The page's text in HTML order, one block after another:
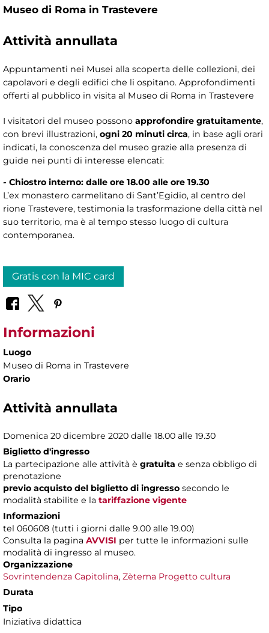
Museo di Roma in Trastevere
Attività annullata
Appuntamenti nei Musei alla scoperta delle collezioni, dei
capolavori e degli edifici che li ospitano. Approfondimenti
offerti al pubblico in visita al Museo di Roma in Trastevere
I visitatori del museo possono approfondire gratuitamente,
con brevi illustrazioni, ogni 20 minuti circa, in base agli orari
indicati, la conoscenza del museo grazie alla presenza di
guide nei punti di interesse elencati:
- Chiostro interno: dalle ore 18.00 alle ore 19.30
L’ex monastero carmelitano di Sant’Egidio, al centro del
rione Trastevere, testimonia la trasformazione della città nel
suo territorio, ma è al tempo stesso luogo di cultura
contemporanea.
Gratis con la MIC card
Informazioni
Luogo
Museo di Roma in Trastevere
Orario
Attività annullata
Domenica 20 dicembre 2020 dalle 18.00 alle 19.30
Biglietto d'ingresso
La partecipazione alle attività è gratuita e senza obbligo di
prenotazione
previo acquisto del biglietto di ingresso secondo le
modalità stabilite e la tariffazione vigente
Informazioni
tel 060608 (tutti i giorni dalle 9.00 alle 19.00)
Consulta la pagina AVVISI per tutte le informazioni sulle
modalità di ingresso al museo.
Organizzazione
Sovrintendenza Capitolina, Zètema Progetto cultura
Durata
Tipo
Iniziativa didattica